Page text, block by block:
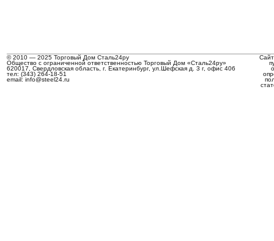
© 2010 — 2025 Торговый Дом Сталь24ру
Общество с ограниченной ответственностью Торговый Дом «Сталь24ру»
620017, Свердловская область, г. Екатеринбург, ул.Шефская д. 3 г, офис 406
тел: (343) 264-18-51
email: info@steel24.ru